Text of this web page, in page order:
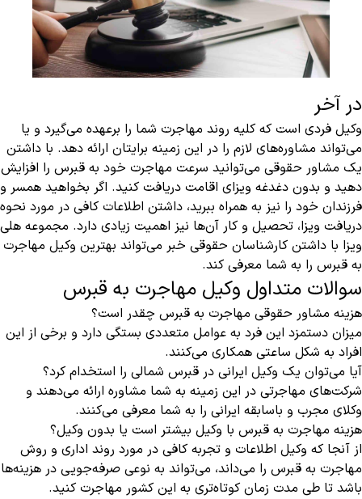
در آخر
وکیل فردی است که کلیه روند مهاجرت شما را برعهده می‌گیرد و یا
می‌تواند مشاوره‌های لازم را در این زمینه برایتان ارائه دهد. با داشتن
یک مشاور حقوقی می‌توانید سرعت مهاجرت خود به قبرس را افزایش
دهید و بدون دغدغه ویزای اقامت دریافت کنید. اگر بخواهید همسر و
فرزندان خود را نیز به همراه ببرید، داشتن اطلاعات کافی در مورد نحوه
دریافت ویزا، تحصیل و کار آن‌ها نیز اهمیت زیادی دارد. مجموعه هلی
ویزا با داشتن کارشناسان حقوقی خبر می‌تواند بهترین وکیل مهاجرت
به قبرس را به شما معرفی کند.
سوالات متداول وکیل مهاجرت به قبرس
هزینه مشاور حقوقی مهاجرت به قبرس چقدر است؟
میزان دستمزد این فرد به عوامل متعددی بستگی دارد و برخی از این
افراد به شکل ساعتی همکاری می‌کنند.
آیا می‌توان یک وکیل ایرانی در قبرس شمالی را استخدام کرد؟
شرکت‌های مهاجرتی در این زمینه به شما مشاوره ارائه می‌دهند و
وکلای مجرب و باسابقه ایرانی را به شما معرفی می‌کنند.
هزینه مهاجرت به قبرس با وکیل بیشتر است یا بدون وکیل؟
از آنجا که وکیل اطلاعات و تجربه کافی در مورد روند اداری و روش
مهاجرت به قبرس را می‌داند، می‌تواند به نوعی صرفه‌جویی در هزینه‌ها
باشد تا طی مدت زمان کوتاه‌تری به این کشور مهاجرت کنید.